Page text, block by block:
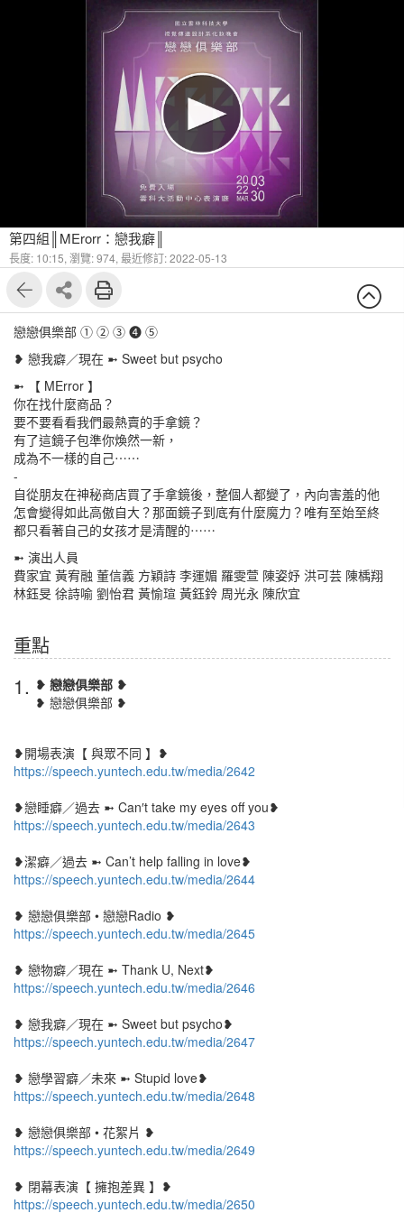
第四組║MErorr：戀我癖║
長度: 10:15, 瀏覽: 974, 最近修訂: 2022-05-13
戀戀俱樂部 ① ② ③ ❹ ⑤
❥ 戀我癖／現在 ➼ Sweet but psycho
➼ 【 MError 】
你在找什麼商品？
要不要看看我們最熱賣的手拿鏡？
有了這鏡子包準你煥然一新，
成為不一樣的自己⋯⋯
-
自從朋友在神秘商店買了手拿鏡後，整個人都變了，內向害羞的他
怎會變得如此高傲自大？那面鏡子到底有什麼魔力？唯有至始至終
都只看著自己的女孩才是清醒的⋯⋯
➼ 演出人員
費家宜 黃宥融 董信義 方穎詩 李運媚 羅雯萱 陳姿妤 洪可芸 陳楀翔
林鈺旻 徐詩喻 劉怡君 黃愉瑄 黃鈺鈴 周光永 陳欣宜
重點
1. ❥ 戀戀俱樂部 ❥
❥ 戀戀俱樂部 ❥
❥開場表演【 與眾不同 】❥
https://speech.yuntech.edu.tw/media/2642
❥戀睡癖／過去 ➼ Can′t take my eyes off you❥
https://speech.yuntech.edu.tw/media/2643
❥潔癖／過去 ➼ Can’t help falling in love❥
https://speech.yuntech.edu.tw/media/2644
❥ 戀戀俱樂部 • 戀戀Radio ❥
https://speech.yuntech.edu.tw/media/2645
❥ 戀物癖／現在 ➼ Thank U, Next❥
https://speech.yuntech.edu.tw/media/2646
❥ 戀我癖／現在 ➼ Sweet but psycho❥
https://speech.yuntech.edu.tw/media/2647
❥ 戀學習癖／未來 ➼ Stupid love❥
https://speech.yuntech.edu.tw/media/2648
❥ 戀戀俱樂部 • 花絮片 ❥
https://speech.yuntech.edu.tw/media/2649
❥ 閉幕表演【 擁抱差異 】❥
https://speech.yuntech.edu.tw/media/2650